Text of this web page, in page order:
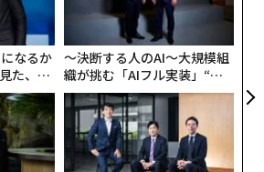
なるか
た、く
〜決断する人のAI〜大規模組
織が挑む「AIフル実装」“使
う”企業から“動く”企業へ【N
TTドコモビジネス×PwC】